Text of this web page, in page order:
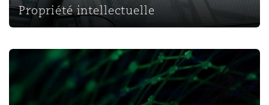
Propriété intellectuelle
Protection des données et de la vie privée